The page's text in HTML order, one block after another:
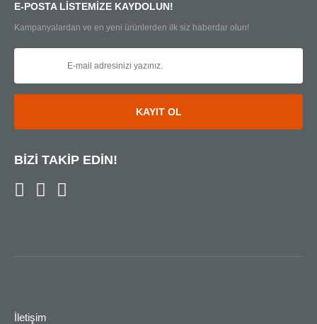
E-POSTA LİSTEMİZE KAYDOLUN!
Kampanyalardan ve en yeni ürünlerden ilk siz haberdar olun!
KAYIT OL
BİZİ TAKİP EDİN!
İletişim